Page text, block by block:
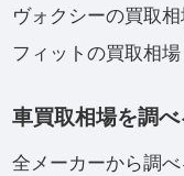
ヴォクシーの買取
フィットの買取相場
車買取相場を調べ
全メーカーから調べ